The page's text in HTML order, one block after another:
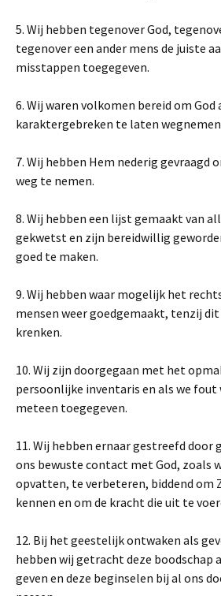
5. Wij hebben tegenover God,
tegenover een ander mens de juiste
misstappen toegegeven.
6. Wij waren volkomen bereid om God
karaktergebreken te laten
7. Wij hebben Hem nederig
weg te nemen.
8. Wij hebben een lijst gemaakt van
gekwetst en zijn bereidwillig
goed te maken.
9. Wij hebben waar mogelijk het
mensen weer goedgemaakt, tenzij
krenken.
10. Wij zijn doorgegaan met het
persoonlijke inventaris en als we fout
meteen toegegeven.
11. Wij hebben ernaar gestreefd door
ons bewuste contact met God, zoals
opvatten, te verbeteren, biddend om
kennen en om de kracht die uit te
12. Bij het geestelijk ontwaken als
hebben wij getracht deze boodschap
geven en deze beginselen bij al ons